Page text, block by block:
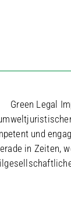
Green Legal
und
in Zeiten,